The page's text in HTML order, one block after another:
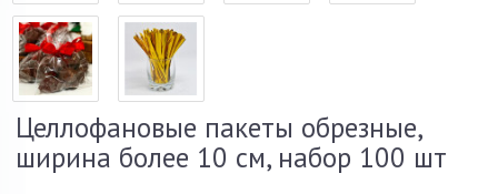
Целлофановые пакеты обрезные,
ширина более 10 см, набор 100 шт